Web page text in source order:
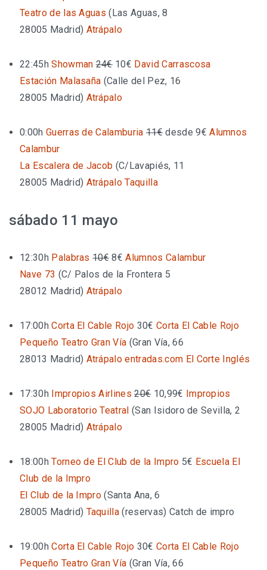
Teatro de las Aguas ( Las Aguas, 8
28005 Madrid) Atrápalo
22:45h Showman 24€10€ David Carrascosa
Estación Malasaña (Calle del Pez, 16
28005 Madrid) Atrápalo
0:00h Guerras de Calamburia 11€desde 9€ Alumnos
Calambur
La Escalera de Jacob (C/Lavapiés, 11
28005 Madrid) Atrápalo Taquilla
sábado 11 mayo
12:30h Palabras 10€ 8€ Alumnos Calambur
Nave 73 (C/ Palos de la Frontera 5
28012 Madrid) Atrápalo
17:00h Corta El Cable Rojo 30€ Corta El Cable Rojo
Pequeño Teatro Gran Vía (Gran Vía, 66
28013 Madrid) Atrápalo entradas.com El Corte Inglés
17:30h Impropios Airlines 20€10,99€ Impropios
SOJO Laboratorio Teatral (San Isidoro de Sevilla, 2
28005 Madrid) Atrápalo
18:00h Torneo de El Club de la Impro 5€ Escuela El
Club de la Impro
El Club de la Impro (Santa Ana, 6
28005 Madrid) Taquilla (reservas) Catch de impro
19:00h Corta El Cable Rojo 30€ Corta El Cable Rojo
Pequeño Teatro Gran Vía (Gran Vía, 66